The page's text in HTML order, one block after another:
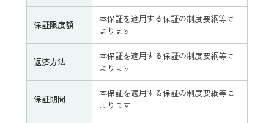
保証限度額
本保証を適用する保証の制度要綱等に
よります
返済方法
本保証を適用する保証の制度要綱等に
よります
保証期間
本保証を適用する保証の制度要綱等に
よります